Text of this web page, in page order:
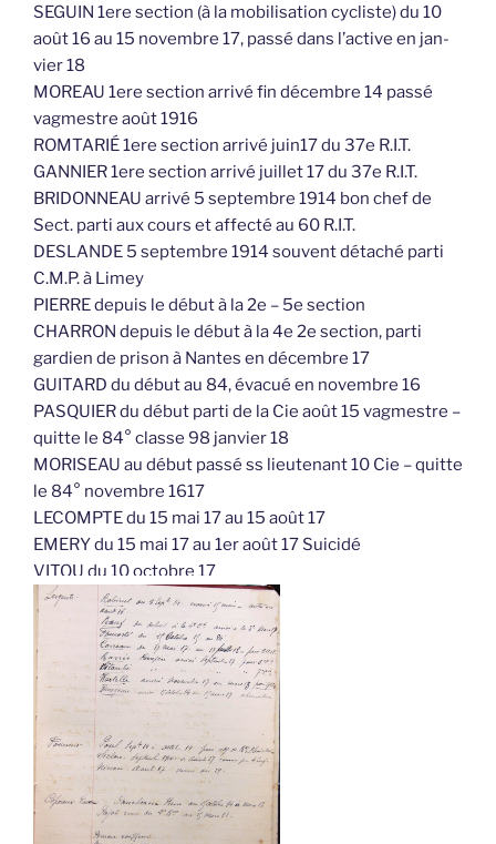
SEGUIN 1ere section (à la mobilisation cycliste) du 10
août 16 au 15 novembre 17, passé dans l’active en jan-
vier 18
MOREAU 1ere section arrivé fin décembre 14 passé
vagmestre août 1916
ROMTARIÉ 1ere section arrivé juin17 du 37e R.I.T.
GANNIER 1ere section arrivé juillet 17 du 37e R.I.T.
BRIDONNEAU arrivé 5 septembre 1914 bon chef de
Sect. parti aux cours et affecté au 60 R.I.T.
DESLANDE 5 septembre 1914 souvent détaché parti
C.M.P. à Limey
PIERRE depuis le début à la 2e – 5e section
CHARRON depuis le début à la 4e 2e section, parti
gardien de prison à Nantes en décembre 17
GUITARD du début au 84, évacué en novembre 16
PASQUIER du début parti de la Cie août 15 vagmestre –
quitte le 84° classe 98 janvier 18
MORISEAU au début passé ss lieutenant 10 Cie – quitte
le 84° novembre 1617
LECOMPTE du 15 mai 17 au 15 août 17
EMERY du 15 mai 17 au 1er août 17 Suicidé
VITOU du 10 octobre 17